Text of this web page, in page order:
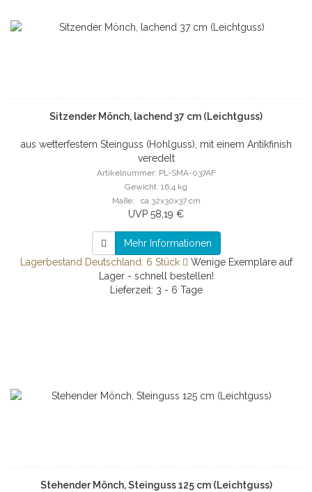
Sitzender Mönch, lachend 37 cm (Leichtguss)
aus wetterfestem Steinguss (Hohlguss), mit einem Antikfinish
veredelt
Artikelnummer: PL-SMA-037AF
Gewicht: 16.4 kg
Maße: ca.32x30x37 cm
UVP 58,19 €
Mehr Informationen
Lagerbestand Deutschland: 6 Stück
Wenige Exemplare auf
Lager - schnell bestellen!
Lieferzeit: 3 - 6 Tage
Stehender Mönch, Steinguss 125 cm (Leichtguss)